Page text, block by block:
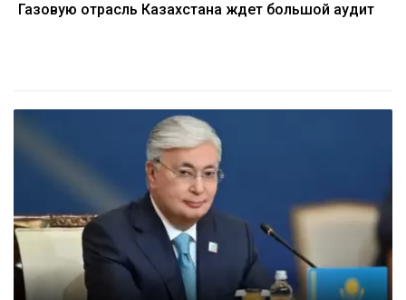
Газовую отрасль Казахстана ждет большой аудит